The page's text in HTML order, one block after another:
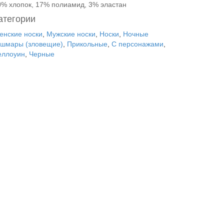
хлопок, 17% полиамид, 3% эластан
носки Мужские носки Носки
Ночные
(зловещие)
Прикольные С персонажами
Черные